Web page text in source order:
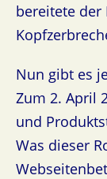
bereitete der
Nun gibt es
Zum 2. April
und
Was dieser